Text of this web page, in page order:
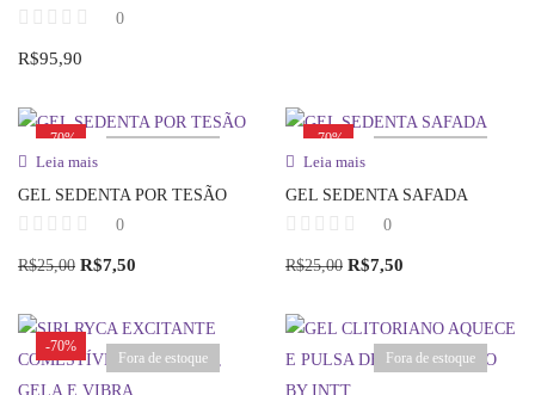
0
R$95,90
-70%
Leia mais
GEL SEDENTA POR TESÃO
0
R$25,00 R$7,50
-70%
Leia mais
GEL SEDENTA SAFADA
0
R$25,00 R$7,50
-70%
Fora de estoque Fora de estoque